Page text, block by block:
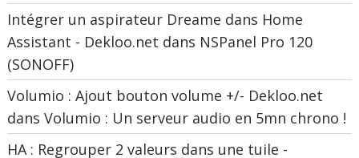
Intégrer un aspirateur Dreame dans Home
Assistant - Dekloo.net dans NSPanel Pro 120
(SONOFF)
Volumio : Ajout bouton volume +/- Dekloo.net
dansVolumio : Un serveur audio en 5mn chrono !
HA : Regrouper 2 valeurs dans une tuile -